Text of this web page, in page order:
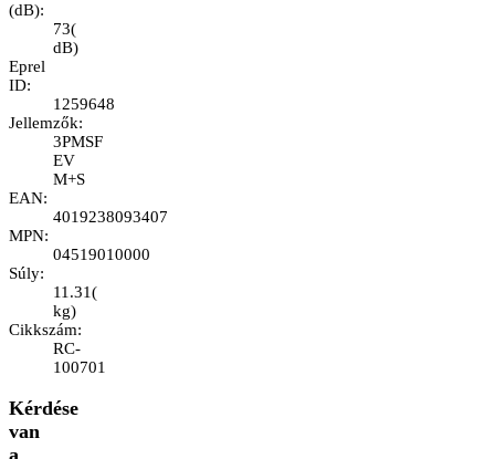
(dB):
73(
dB)
Eprel
ID:
1259648
Jellemzők:
3PMSF
EV
M+S
EAN:
4019238093407
MPN:
04519010000
Súly:
11.31(
kg)
Cikkszám:
RC-
100701
Kérdése
van
a